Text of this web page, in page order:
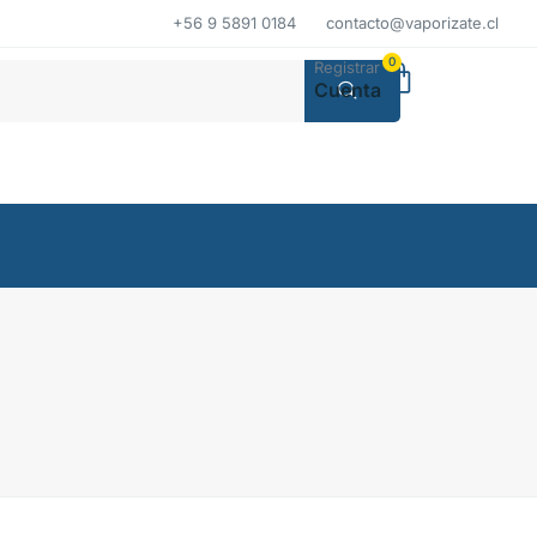
+56 9 5891 0184 contacto@vaporizate.cl
Registrar
Cuenta
0